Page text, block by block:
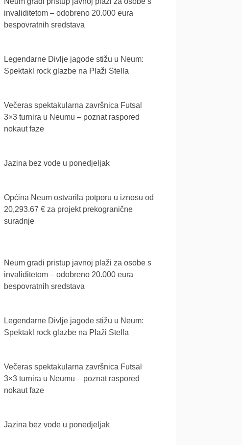
invaliditetom – odobreno 20.000 eura
bespovratnih sredstava
Legendarne Divlje jagode stižu u Neum:
Spektakl rock glazbe na Plaži Stella
Večeras spektakularna završnica Futsal
3×3 turnira u Neumu – poznat raspored
nokaut faze
Jazina bez vode u ponedjeljak
Općina Neum ostvarila potporu u iznosu od
20,293.67 € za projekt prekogranične
suradnje
Neum gradi pristup javnoj plaži za osobe s
invaliditetom – odobreno 20.000 eura
bespovratnih sredstava
Legendarne Divlje jagode stižu u Neum:
Spektakl rock glazbe na Plaži Stella
Večeras spektakularna završnica Futsal
3×3 turnira u Neumu – poznat raspored
nokaut faze
Jazina bez vode u ponedjeljak